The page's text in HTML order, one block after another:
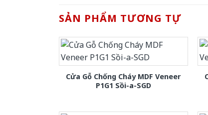
SẢN PHẨM TƯƠNG TỰ
Cửa Gỗ Chống Cháy MDF Veneer
P1G1 Sồi-a-SGD